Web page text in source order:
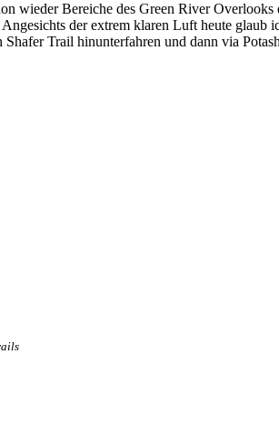
wieder Bereiche des Green River
der extrem klaren Luft heute
Trail hinunterfahren und dann via